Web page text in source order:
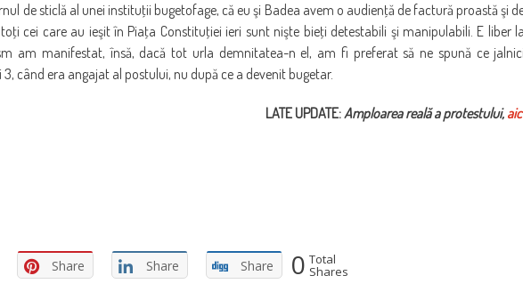
de sticlă al unei instituţii bugetofage, că eu şi Badea avem o audienţă de factură proastă şi
cei care au ieşit în Piaţa Constituţiei ieri sunt nişte bieţi detestabili şi manipulabili. E liber
am manifestat, însă, dacă tot urla demnitatea-n el, am fi preferat să ne spună ce
când era angajat al postului, nu după ce a devenit bugetar.
LATE UPDATE:Amploarea reală a protestului,
Share Share Share 0 Total
Shares